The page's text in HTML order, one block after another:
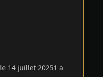
le 14 juillet 20251 a